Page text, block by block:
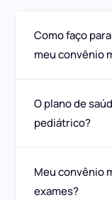
Como faço
meu convênio
O plano de
pediátrico?
Meu convênio
exames?